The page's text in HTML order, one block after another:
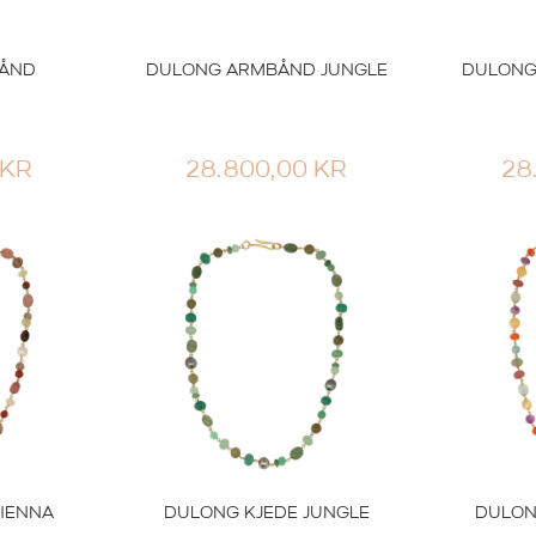
DULONG ARMBÅND JUNGLE
28.800,00 KR
DULONG KJEDE JUNGLE